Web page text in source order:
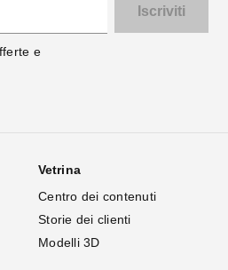
e
Vetrina
Centro dei contenuti
Storie dei clienti
Modelli 3D